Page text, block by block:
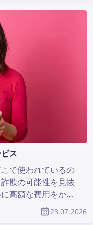
を削除する方法を
ス
で使われているの
欺の可能性を見抜
高額な費用をかけ
こでは、手頃な価
な顔検索サービス
23.07.2026